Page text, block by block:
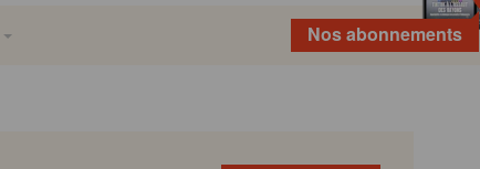
Nos abonnements